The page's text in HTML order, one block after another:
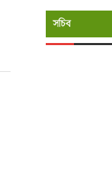
সচিব